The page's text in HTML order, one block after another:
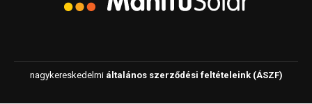
nagykereskedelmi általános szerződési feltételeink (ÁSZF)